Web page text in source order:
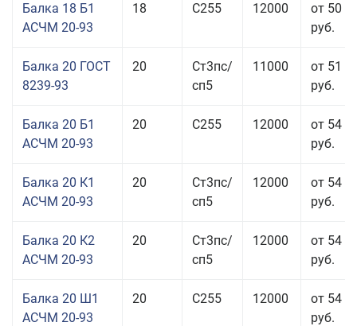
Балка 18 Б1
АСЧМ 20-93
18 С255 12000
от 50
руб.
Балка 20 ГОСТ
8239-93
20
Ст3пс/
сп5
11000
от 51
руб.
Балка 20 Б1
АСЧМ 20-93
20 С255 12000
от 54
руб.
Балка 20 К1
АСЧМ 20-93
20
Ст3пс/
сп5
12000
от 54
руб.
Балка 20 К2
АСЧМ 20-93
20
Ст3пс/
сп5
12000
от 54
руб.
Балка 20 Ш1
АСЧМ 20-93
20 С255 12000
от 54
руб.